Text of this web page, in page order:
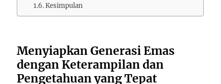
Kesimpulan
Menyiapkan Generasi Emas
dengan Keterampilan dan
Pengetahuan yang Tepat